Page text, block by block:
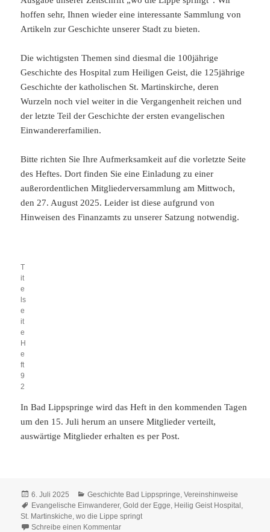
hoffen sehr, Ihnen wieder eine interessante Sammlung von
Artikeln zur Geschichte unserer Stadt zu bieten.
Die wichtigsten Themen sind diesmal die 100jährige
Geschichte des Hospital zum Heiligen Geist, die 125jährige
Geschichte der katholischen St. Martinskirche, deren
Wurzeln noch viel weiter in die Vergangenheit reichen und
der letzte Teil der Geschichte der ersten evangelischen
Einwandererfamilien.
Bitte richten Sie Ihre Aufmerksamkeit auf die vorletzte Seite
des Heftes. Dort finden Sie eine Einladung zu einer
außerordentlichen Mitgliederversammlung am Mittwoch,
den 27. August 2025. Leider ist diese aufgrund von
Hinweisen des Finanzamts zu unserer Satzung notwendig.
T
it
e
ls
e
it
e
H
e
ft
9
2
In Bad Lippspringe wird das Heft in den kommenden Tagen
um den 15. Juli herum an unsere Mitglieder verteilt,
auswärtige Mitglieder erhalten es per Post.
Veröffentlicht
am
6. Juli 2025 Kategorien
Geschichte Bad Lippspringe ,Vereinshinweise
Schlagwörter
Evangelische Einwanderer,Gold der Egge Heilig Geist Hospital
St. Martinskiche ,wo die Lippe springt
Schreibe einen Kommentarzu wo die Lippe springt – Nr. 92